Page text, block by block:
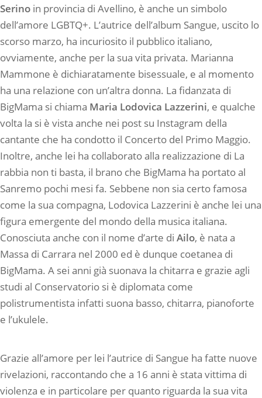
Serino in provincia di Avellino, è anche un simbolo
dell’amore LGBTQ+. L’autrice dell’album Sangue, uscito lo
scorso marzo, ha incuriosito il pubblico italiano,
ovviamente, anche per la sua vita privata. Marianna
Mammone è dichiaratamente bisessuale, e al momento
ha una relazione con un’altra donna. La fidanzata di
BigMama si chiama Maria Lodovica Lazzerini, e qualche
volta la si è vista anche nei post su Instagram della
cantante che ha condotto il Concerto del Primo Maggio.
Inoltre, anche lei ha collaborato alla realizzazione di La
rabbia non ti basta, il brano che BigMama ha portato al
Sanremo pochi mesi fa. Sebbene non sia certo famosa
come la sua compagna, Lodovica Lazzerini è anche lei una
figura emergente del mondo della musica italiana.
Conosciuta anche con il nome d’arte di Ailo, è nata a
Massa di Carrara nel 2000 ed è dunque coetanea di
BigMama. A sei anni già suonava la chitarra e grazie agli
studi al Conservatorio si è diplomata come
polistrumentista infatti suona basso, chitarra, pianoforte
e l’ukulele.
Grazie all’amore per lei l’autrice di Sangue ha fatte nuove
rivelazioni, raccontando che a 16 anni è stata vittima di
violenza e in particolare per quanto riguarda la sua vita